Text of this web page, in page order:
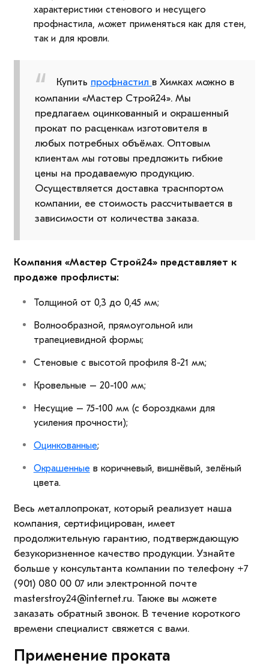
характеристики стенового и несущего
профнастила, может применяться как для стен,
так и для кровли.
Купить профнастил в Химках можно в
компании «Мастер Строй24». Мы
предлагаем оцинкованный и окрашенный
прокат по расценкам изготовителя в
любых потребных объёмах. Оптовым
клиентам мы готовы предложить гибкие
цены на продаваемую продукцию.
Осуществляется доставка траснпортом
компании, ее стоимость рассчитывается в
зависимости от количества заказа.
Компания «Мастер Строй24» представляет к
продаже профлисты:
Толщиной от 0,3 до 0,45 мм;
Волнообразной, прямоугольной или
трапециевидной формы;
Стеновые с высотой профиля 8-21 мм;
Кровельные – 20-100 мм;
Несущие – 75-100 мм (с бороздками для
усиления прочности);
Оцинкованные;
Окрашенные в коричневый, вишнёвый, зелёный
цвета.
Весь металлопрокат, который реализует наша
компания, сертифицирован, имеет
продолжительную гарантию, подтверждающую
безукоризненное качество продукции. Узнайте
больше у консультанта компании по телефону +7
(901) 080 00 07 или электронной почте
masterstroy24@internet.ru. Также вы можете
заказать обратный звонок. В течение короткого
времени специалист свяжется с вами.
Применение проката